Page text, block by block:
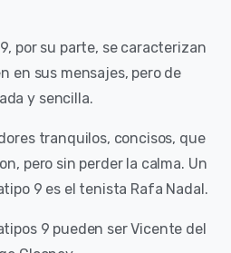
por su parte, se caracterizan
en sus mensajes, pero de
y sencilla.
tranquilos, concisos, que
pero sin perder la calma. Un
9 es el tenista Rafa Nadal.
9 pueden ser Vicente del